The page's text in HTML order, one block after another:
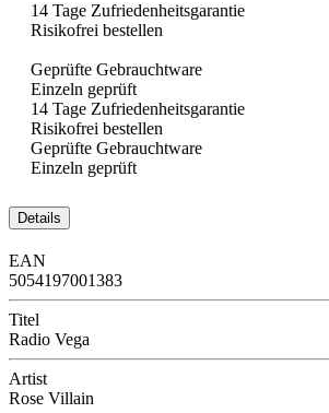
14 Tage Zufriedenheitsgarantie
Risikofrei bestellen
Geprüfte Gebrauchtware
Einzeln geprüft
14 Tage Zufriedenheitsgarantie
Risikofrei bestellen
Geprüfte Gebrauchtware
Einzeln geprüft
Details
EAN
5054197001383
Titel
Radio Vega
Artist
Rose Villain